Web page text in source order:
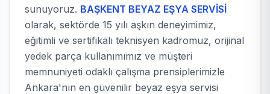
sunuyoruz. BAŞKENT BEYAZ EŞYA SERVİSİ
olarak, sektörde 15 yılı aşkın deneyimimiz,
eğitimli ve sertifikalı teknisyen kadromuz, orijinal
yedek parça kullanımımız ve müşteri
memnuniyeti odaklı çalışma prensiplerimizle
Ankara'nın en güvenilir beyaz eşya servisi